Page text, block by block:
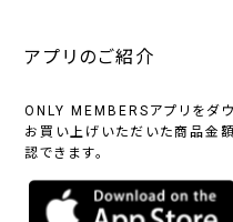
アプリのご紹介
ONLY MEMBERSアプリをダウ
お買い上げいただいた商品金
認できます。